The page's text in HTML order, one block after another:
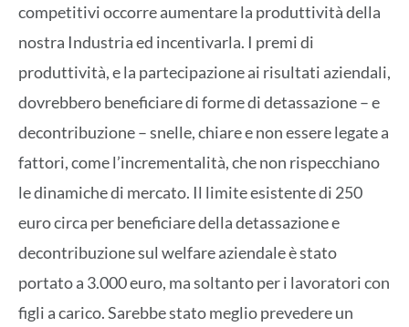
competitivi occorre aumentare la produttività della
nostra Industria ed incentivarla. I premi di
produttività, e la partecipazione ai risultati aziendali,
dovrebbero beneficiare di forme di detassazione – e
decontribuzione – snelle, chiare e non essere legate a
fattori, come l’incrementalità, che non rispecchiano
le dinamiche di mercato. Il limite esistente di 250
euro circa per beneficiare della detassazione e
decontribuzione sul welfare aziendale è stato
portato a 3.000 euro, ma soltanto per i lavoratori con
figli a carico. Sarebbe stato meglio prevedere un